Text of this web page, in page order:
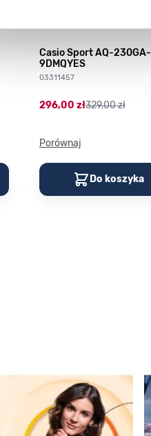
Casio Sport AQ-230GA-
9DMQYES
03311457
296,00 zł329,00 zł
Porównaj
Do koszyka